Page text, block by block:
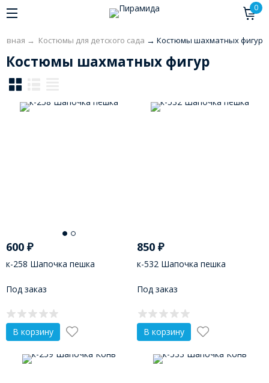
0
→ Костюмы для детского сада → Костюмы шахматных фигур
Костюмы шахматных фигур
600 ₽
к-258 Шапочка пешка
Под заказ
В корзину
850₽
к-532 Шапочка пешка
Под заказ
В корзину